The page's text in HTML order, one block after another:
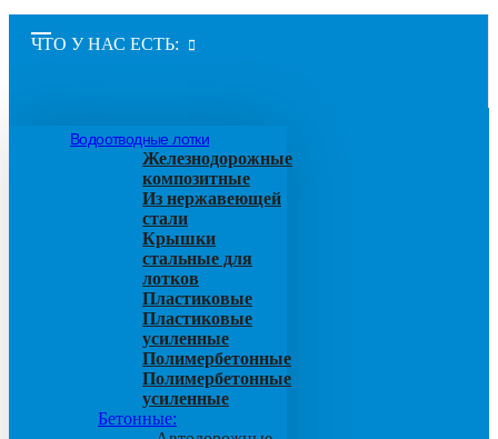
ЧТО У НАС ЕСТЬ:
Водоотводные лотки
Железнодорожные
композитные
Из нержавеющей
стали
Крышки
стальные для
лотков
Пластиковые
Пластиковые
усиленные
Полимербетонные
Полимербетонные
усиленные
Бетонные: